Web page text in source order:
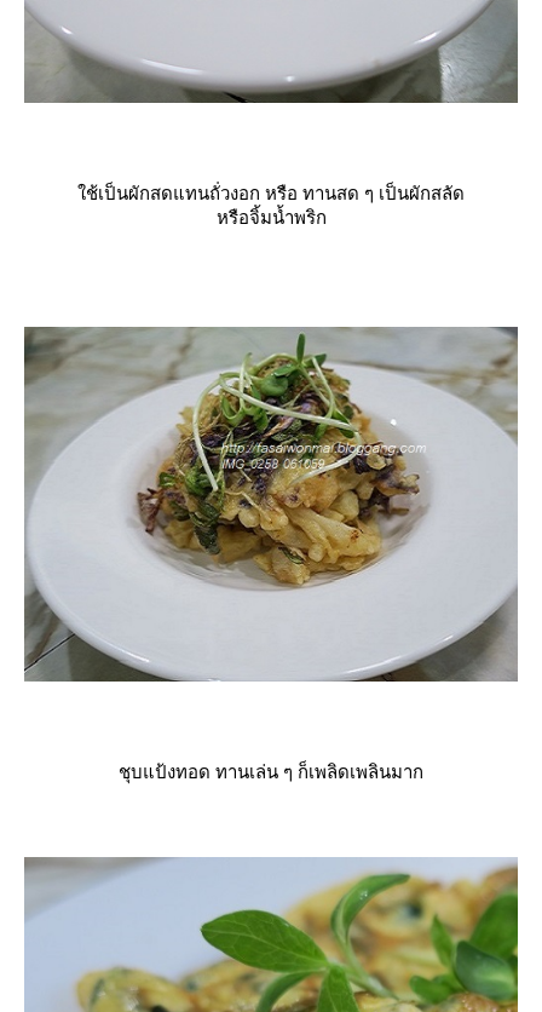
ช้เป็นผักสดแทนถั่วงอก หรือ ทานสด ๆ เป็นผักสลัด
หรือจิ้มน้ำพริก
ชุบแป้งทอด ทานเล่น ๆ ก็เพลิดเพลินมาก